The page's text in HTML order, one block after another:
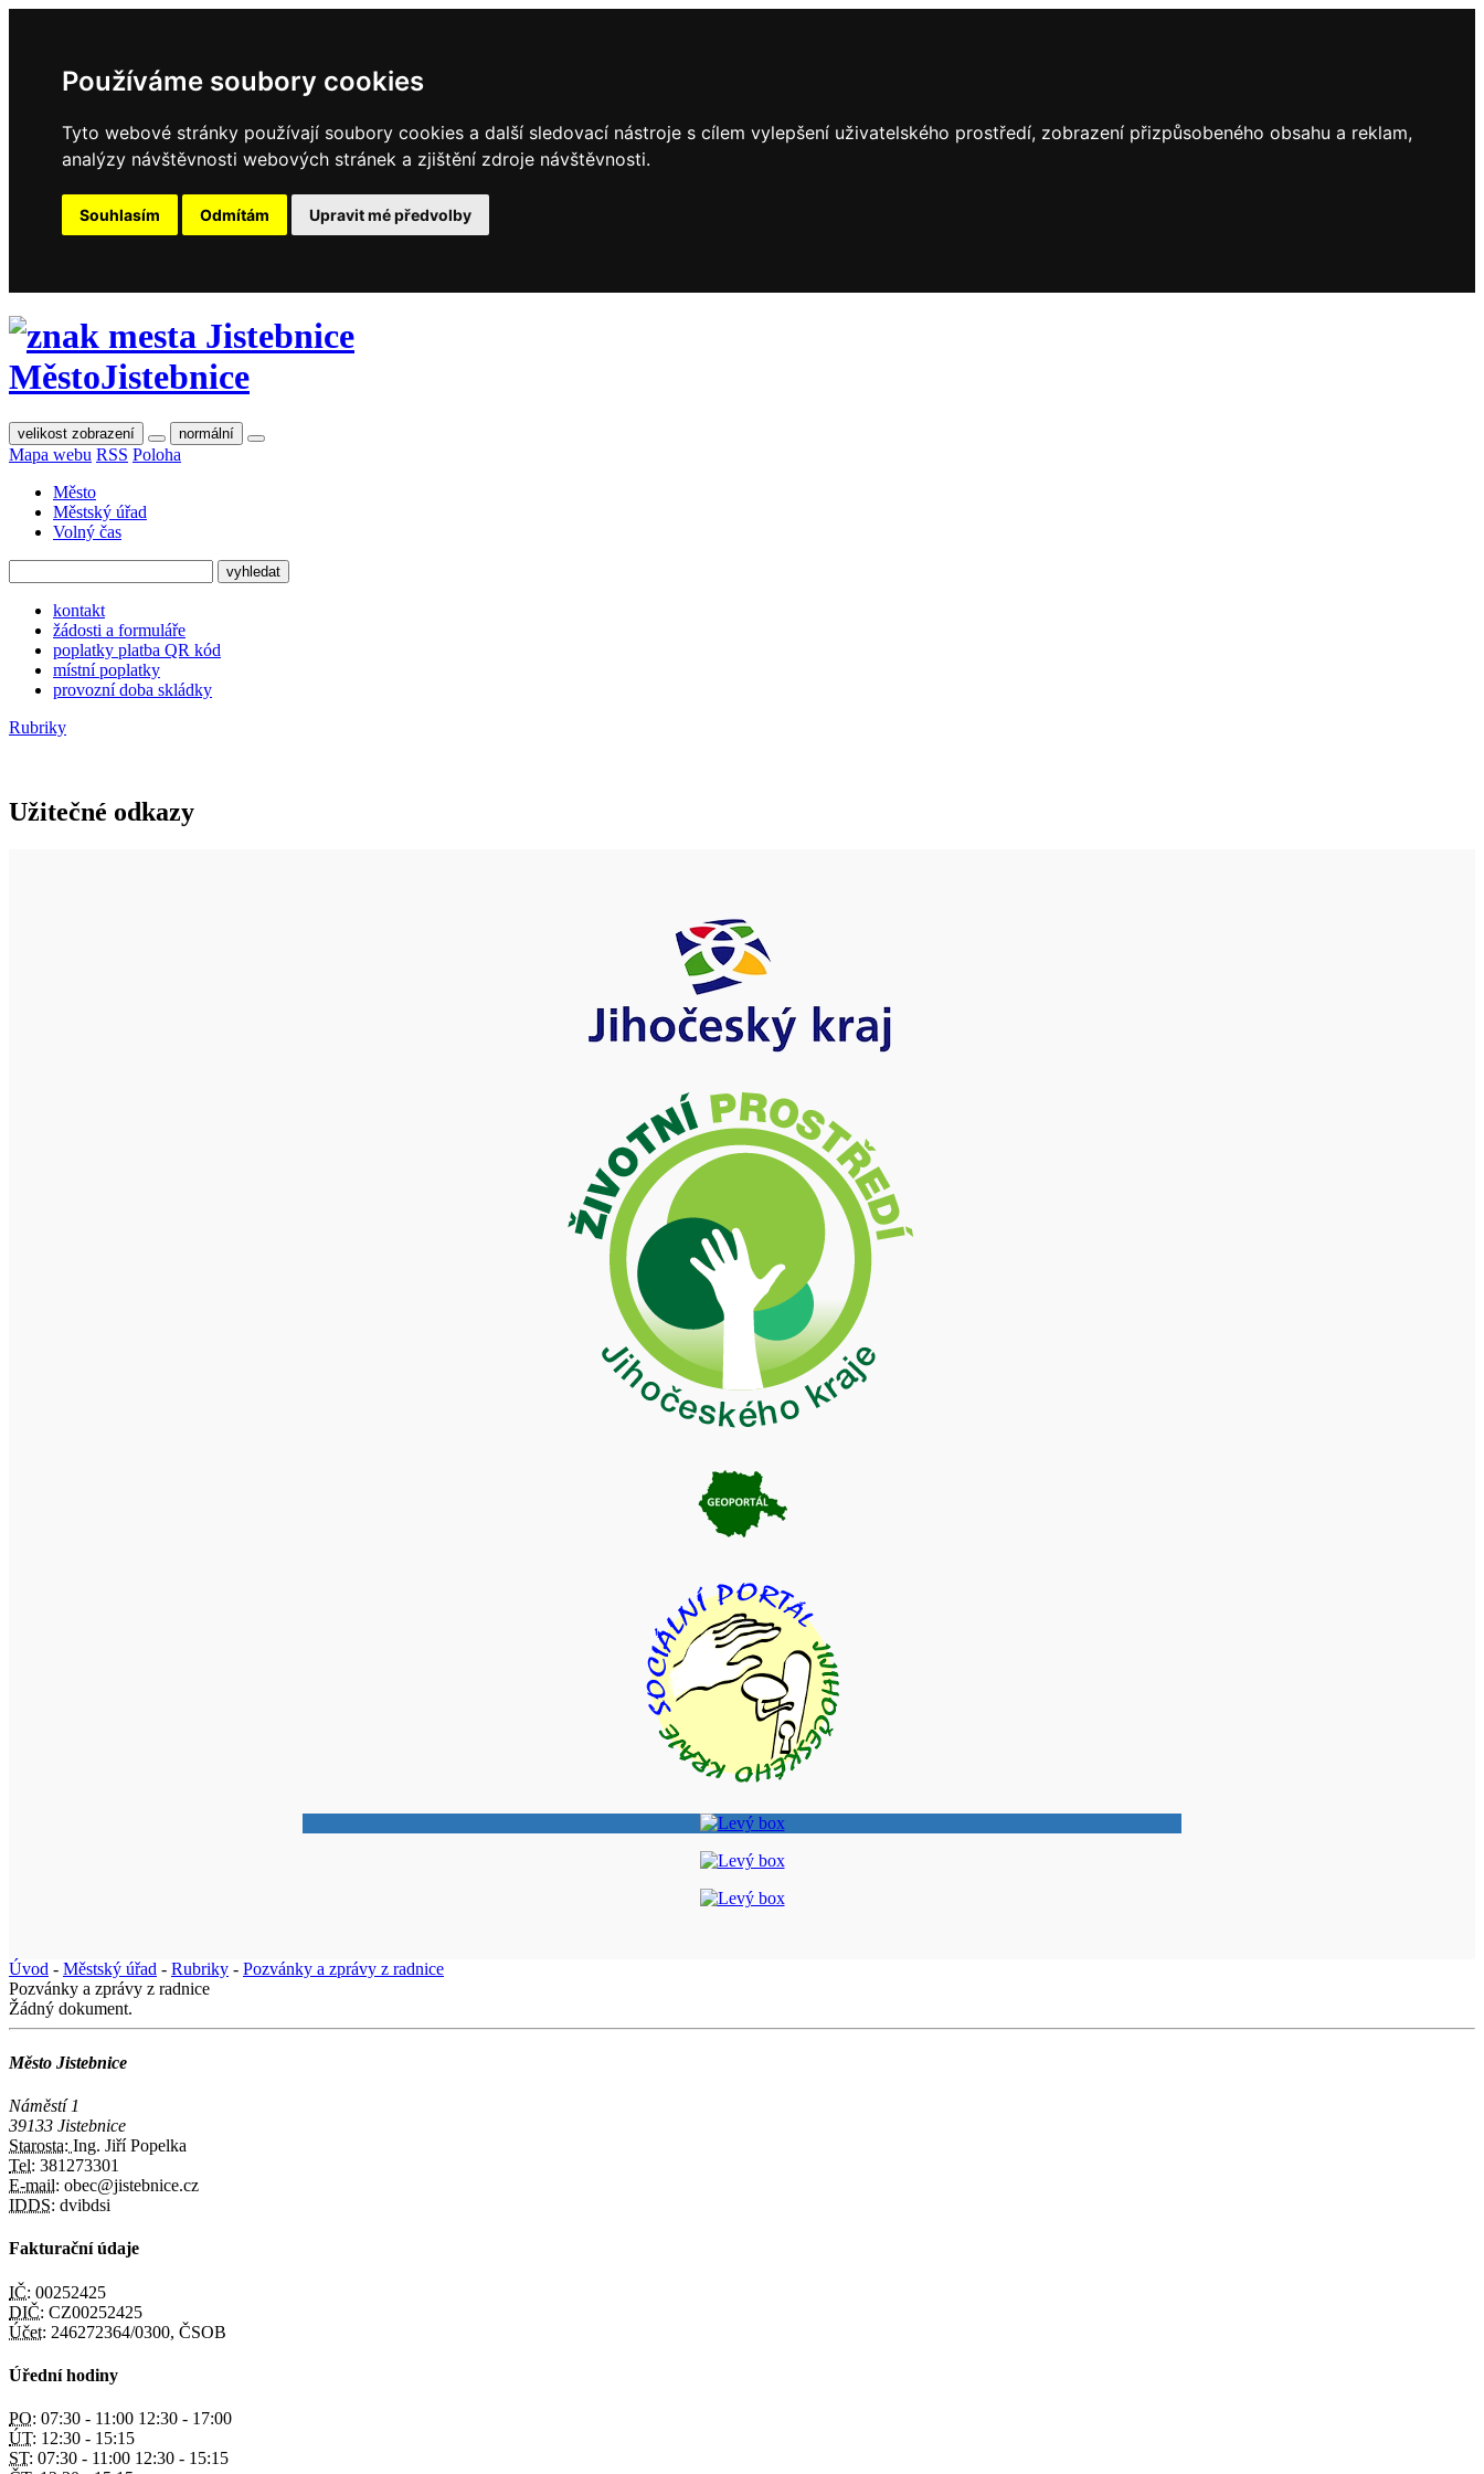
Používáme soubory cookies
Tyto webové stránky používají soubory cookies a další sledovací nástroje s cílem vylepšení uživatelského prostředí, zobrazení přizpůsobeného obsahu a reklam,
analýzy návštěvnosti webových stránek a zjištění zdroje návštěvnosti.
Souhlasím Odmítám Upravit mé předvolby
MěstoJistebnice
velikost zobrazení normální
Mapa webu RSS Poloha
Město
Městský úřad
Volný čas
kontakt
žádosti a formuláře
poplatky platba QR kód
místní poplatky
provozní doba skládky
Rubriky
Užitečné odkazy
Úvod - Městský úřad - Rubriky - Pozvánky a zprávy z radnice
Pozvánky a zprávy z radnice
Žádný dokument.
Město Jistebnice
Náměstí 1
39133 Jistebnice
Starosta: Ing. Jiří Popelka
Tel: 381273301
E-mail: obec@jistebnice.cz
IDDS: dvibdsi
Fakturační údaje
IČ: 00252425
DIČ: CZ00252425
Účet: 246272364/0300, ČSOB
Úřední hodiny
PO: 07:30 - 11:00 12:30 - 17:00
ÚT: 12:30 - 15:15
ST: 07:30 - 11:00 12:30 - 15:15